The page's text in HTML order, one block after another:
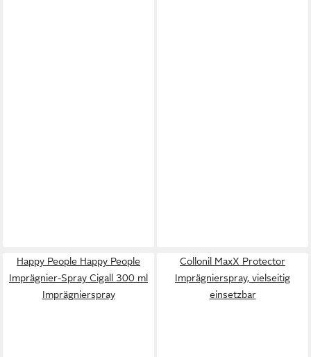
Happy People Happy People
Imprägnier-Spray Cigall 300 ml
Imprägnierspray
Collonil MaxX Protector
Imprägnierspray, vielseitig
einsetzbar